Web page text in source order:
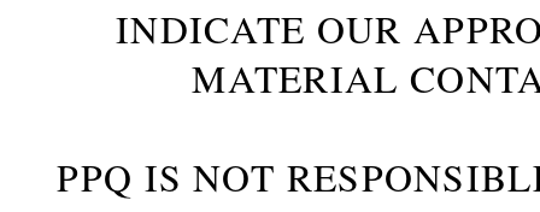
INDICATE OUR
MATERIAL
PPQ IS NOT